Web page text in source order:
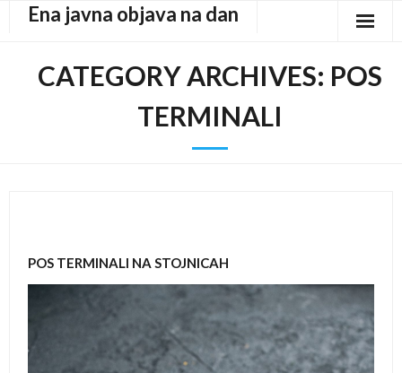
Ena javna objava na dan
CATEGORY ARCHIVES: POS
TERMINALI
POS TERMINALI NA STOJNICAH